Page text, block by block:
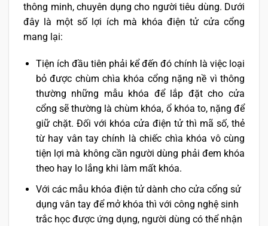
thông minh, chuyên dụng cho người tiêu dùng. Dưới
đây là một số lợi ích mà khóa điện tử cửa cổng
mang lại:
Tiện ích đầu tiên phải kể đến đó chính là việc loại
bỏ được chùm chìa khóa cổng nặng nề vì thông
thường những mẫu khóa để lắp đặt cho cửa
cổng sẽ thường là chùm khóa, ổ khóa to, nặng để
giữ chặt. Đối với khóa cửa điện tử thì mã số, thẻ
từ hay vân tay chính là chiếc chìa khóa vô cùng
tiện lợi mà không cần người dùng phải đem khóa
theo hay lo lắng khi làm mất khóa.
Với các mẫu khóa điện tử dành cho cửa cổng sử
dụng vân tay để mở khóa thì với công nghệ sinh
trắc học được ứng dụng, người dùng có thể nhận